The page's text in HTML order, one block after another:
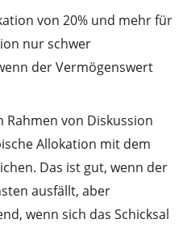
von 20% und mehr für
nur schwer
der Vermögenswert
von Diskussion
Allokation mit dem
Das ist gut, wenn der
ausfällt, aber
wenn sich das Schicksal